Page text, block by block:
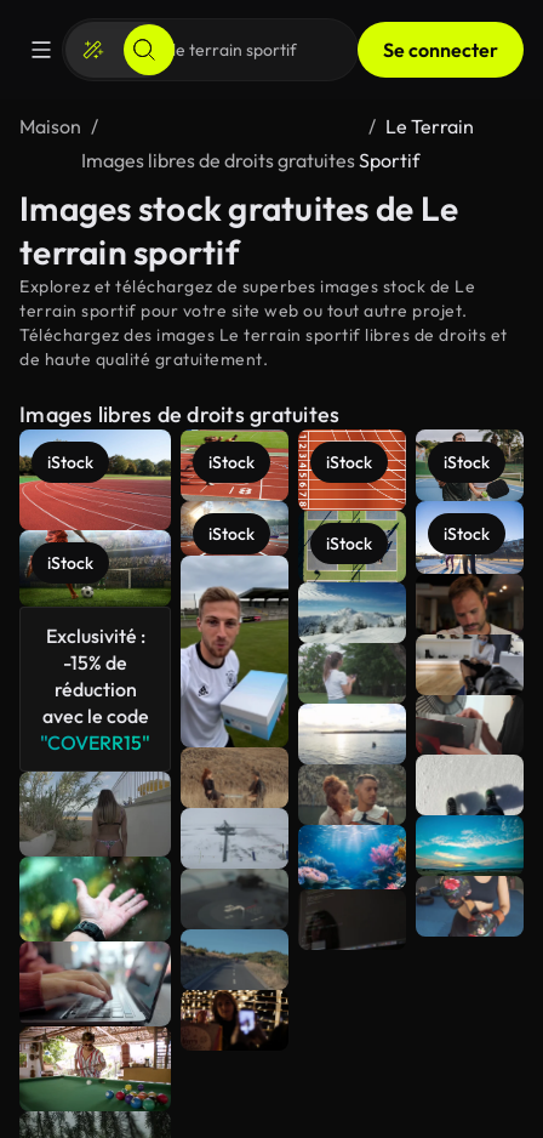
Se connecter
Maison
Images libres de droits gratuites
Le Terrain
Sportif
Images stock gratuites de Le
terrain sportif
Explorez et téléchargez de superbes images stock de Le
terrain sportif pour votre site web ou tout autre projet.
Téléchargez des images Le terrain sportif libres de droits et
de haute qualité gratuitement.
Images libres de droits gratuites
iStock
iStock
Exclusivité :
-15% de
réduction
avec le code
"COVERR15"
iStock
iStock
iStock
iStock
iStock
iStock
Voir plus